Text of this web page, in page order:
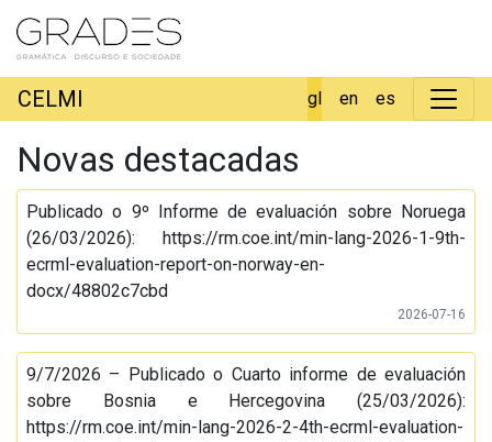
CELMI gl en es
Novas destacadas
Publicado o 9º Informe de evaluación sobre Noruega
(26/03/2026): https://rm.coe.int/min-lang-2026-1-9th-
ecrml-evaluation-report-on-norway-en-
docx/48802c7cbd
2026-07-16
9/7/2026 – Publicado o Cuarto informe de evaluación
sobre Bosnia e Hercegovina (25/03/2026):
https://rm.coe.int/min-lang-2026-2-4th-ecrml-evaluation-